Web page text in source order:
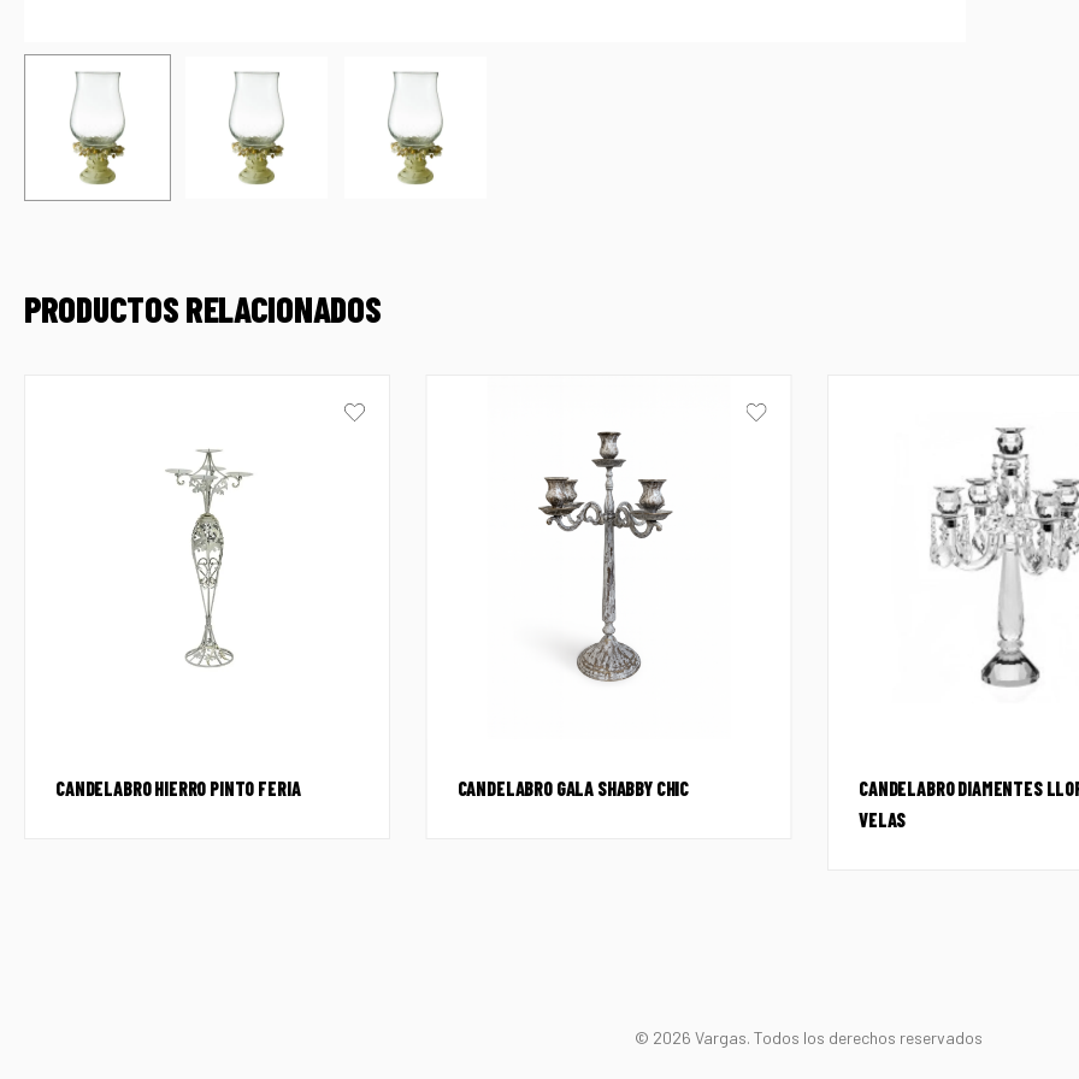
PRODUCTOS RELACIONADOS
CANDELABRO HIERRO PINTO FERIA CANDELABRO GALA SHABBY CHIC
CANDELABRO DIAMENTES
VELAS
© 2026 Vargas. Todos los derechos reservados